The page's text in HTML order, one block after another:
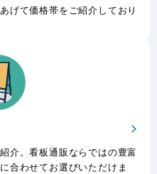
げて価格帯をご紹介しており
介。看板通販ならではの豊富
合わせてお選びいただけま